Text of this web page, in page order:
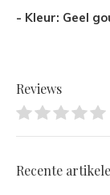
- Kleur: Geel
Reviews
Recente